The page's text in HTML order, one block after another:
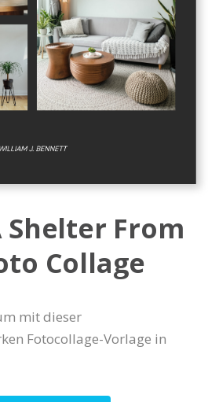
Shelter From
Collage
mit dieser
Fotocollage-Vorlage in